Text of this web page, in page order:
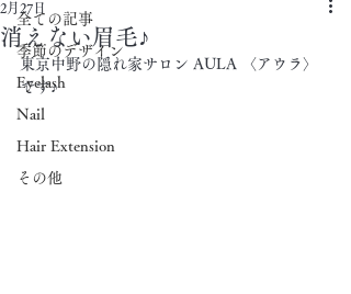
全ての記事
季節のデザイン
Eyelash
Nail
Hair Extension
その他
消えない眉毛♪
2月27日
東京中野の隠れ家サロン AULA 〈アウラ〉
です♪